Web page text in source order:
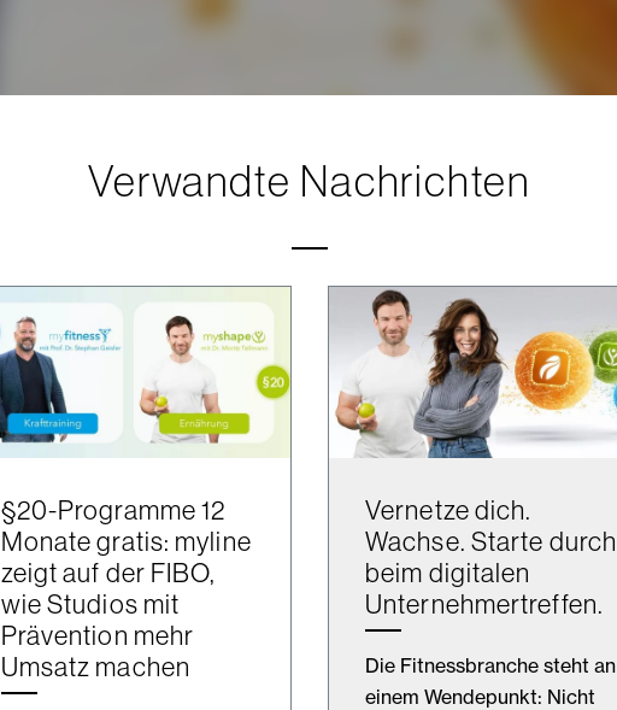
Verwandte Nachrichten
§20-Programme 12
Monate gratis: myline
zeigt auf der FIBO,
wie Studios mit
Prävention mehr
Umsatz machen
Vernetze dich.
Wachse. Starte durch
beim digitalen
Unternehmertreffen.
Die Fitnessbranche steht an
einem Wendepunkt: Nicht